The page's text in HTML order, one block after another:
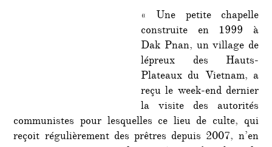
« Une petite chapelle
construite en 1999 à
Dak Pnan, un village de
lépreux des Hauts-
Plateaux du Vietnam, a
reçu le week-end dernier
la visite des autorités
communistes pour lesquelles ce lieu de culte, qui
reçoit régulièrement des prêtres depuis 2007, n’en